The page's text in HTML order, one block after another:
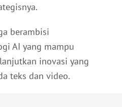
berambisi
AI yang mampu
inovasi yang
teks dan video.